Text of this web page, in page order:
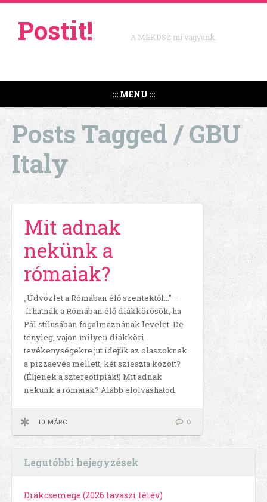
Postit! A MEKDSZ mi vagyunk.
::: MENU :::
Posts Tagged /GBU
Italy
Mit adnak
nekünk a
rómaiak?
„Üdvözlet a Rómában élő szentektől…” –
írhatnák a Rómában élő diákkörösök, ha
Pál stílusában fogalmaznának levelet. De
tényleg, vajon milyen diákköri
tevékenységekre jut idejük az olaszoknak
a pizzaevés mellett, két szieszta között?
(Éljenek a sztereotípiák!) Mit adnak
nekünk a rómaiak? Alább elolvashatod.
10 MÁRC 0
Legutóbbi bejegyzések
Diákcsemege (2026 tavaszi félév)